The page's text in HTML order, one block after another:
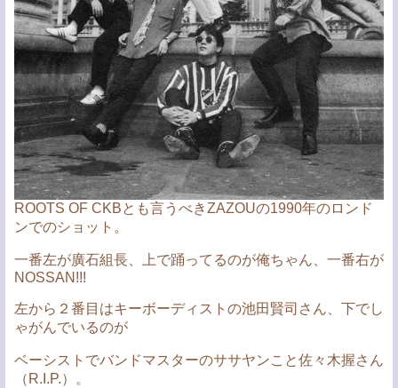
ROOTS OF CKBとも言うべきZAZOUの1990年のロンド
ンでのショット。
一番左が廣石組長、上で踊ってるのが俺ちゃん、一番右が
NOSSAN!!!
左から２番目はキーボーディストの池田賢司さん、下でし
ゃがんでいるのが
ベーシストでバンドマスターのササヤンこと佐々木握さん
（R.I.P.）。